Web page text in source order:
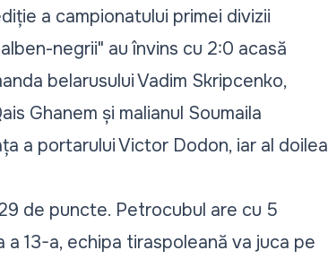
a campionatului primei divizii
negrii" au învins cu 2:0 acasă
belarusului Vadim Skripcenko,
Ghanem și malianul Soumaila
a portarului Victor Dodon, iar al doilea
de puncte. Petrocubul are cu 5
a 13-a, echipa tiraspoleană va juca pe